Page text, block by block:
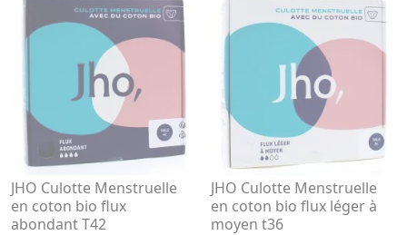
JHO Culotte Menstruelle
en coton bio flux
abondant T42
JHO Culotte Menstruelle
en coton bio flux léger à
moyen t36